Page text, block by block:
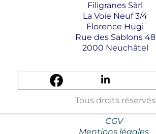
Filigranes Sàrl
La Voie Neuf 3/4
Florence Hügi
Rue des Sablons 48
2000 Neuchâtel
Tous droits réservés
CGV
Mentions légales